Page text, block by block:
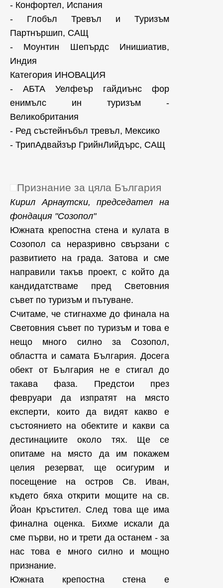
- Конфортел, Испания
- Глобъл Тревъл и Туризъм
Партнършип, САЩ
- Моунтин Шепърдс Инишиатив,
Индия
Категория ИНОВАЦИЯ
- АБТА Уелфеър гайдиънс фор
енимълс ин туризъм -
Великобритания
- Ред състейнъбъл тревъл, Мексико
- ТрипАдвайзър ГрийнЛийдърс, САЩ
Признание за цяла България
Кирил Арнаутски, председател на
фондация "Созопол"
Южната крепостна стена и кулата в
Созопол са неразривно свързани с
развитието на града. Затова и сме
направили такъв проект, с който да
кандидатстваме пред Световния
съвет по туризъм и пътуване.
Считаме, че стигнахме до финала на
Световния съвет по туризъм и това е
нещо много силно за Созопол,
областта и самата България. Досега
обект от България не е стигал до
такава фаза. Предстои през
февруари да изпратят на място
експерти, които да видят какво е
състоянието на обектите и какви са
дестинациите около тях. Ще се
опитаме на място да им покажем
целия резерват, ще осигурим и
посещение на остров Св. Иван,
където бяха открити мощите на св.
Йоан Кръстител. След това ще има
финална оценка. Бихме искали да
сме първи, но и трети да останем - за
нас това е много силно и мощно
признание.
Южната крепостна стена е